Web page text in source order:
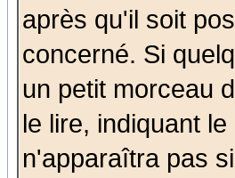
après qu'il soit
concerné. Si
un petit morceau
le lire, indiquant
n'apparaîtra pas